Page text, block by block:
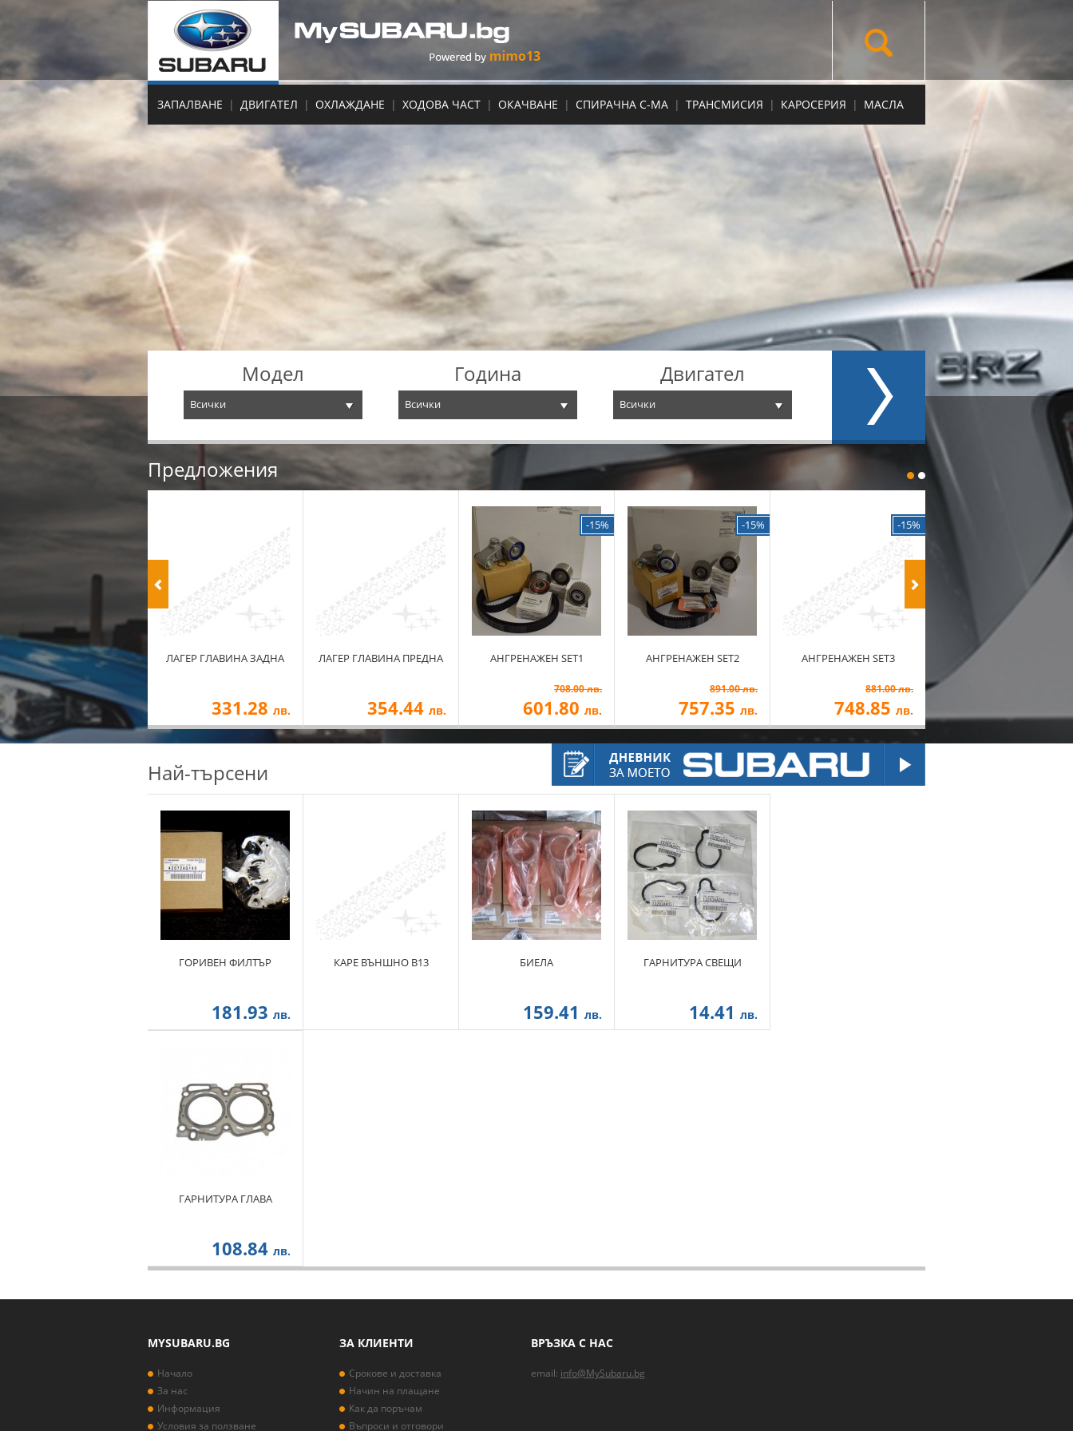
ЗАПАЛВАНЕ | ДВИГАТЕЛ | ОХЛАЖДАНЕ | ХОДОВА ЧАСТ | ОКАЧВАНЕ | СПИРАЧНА С-МА | ТРАНСМИСИЯ | КАРОСЕРИЯ | МАСЛА
Модел
Всички
Година
Всички
Двигател
Всички
Предложения
ЛАГЕР ГЛАВИНА ЗАДНА
331.28 лв.
ЛАГЕР ГЛАВИНА ПРЕДНА
354.44 лв.
-15%
АНГРЕНАЖЕН SET1
708.00 лв.
601.80 лв.
-15%
АНГРЕНАЖЕН SET2
891.00 лв.
757.35 лв.
-15%
АНГРЕНАЖЕН SET3
881.00 лв.
748.85 лв.
Най-търсени
ГОРИВЕН ФИЛТЪР
181.93 лв.
КАРЕ ВЪНШНО B13 БИЕЛА
159.41 лв.
ГАРНИТУРА СВЕЩИ
14.41 лв.
ГАРНИТУРА ГЛАВА
108.84 лв.
MYSUBARU.BG
Начало
За нас
Информация
Условия за ползване
ЗА КЛИЕНТИ
Срокове и доставка
Начин на плащане
Как да поръчам
Въпроси и отговори
ВРЪЗКА С НАС
email: info@MySubaru.bg